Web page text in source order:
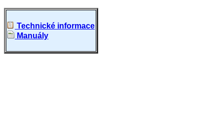
Technické informace
Manuály